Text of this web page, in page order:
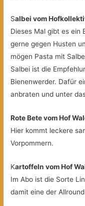
Salbei vom
Dieses Mal gibt es ein
gerne gegen Husten
mögen Pasta mit
Salbei ist die
Bienenwerder. Dafür
anbraten und unter
Rote Bete vom Hof
Hier kommt leckere
Vorpommern.
Kartoffeln vom Hof
Im Abo ist die Sorte
damit eine der